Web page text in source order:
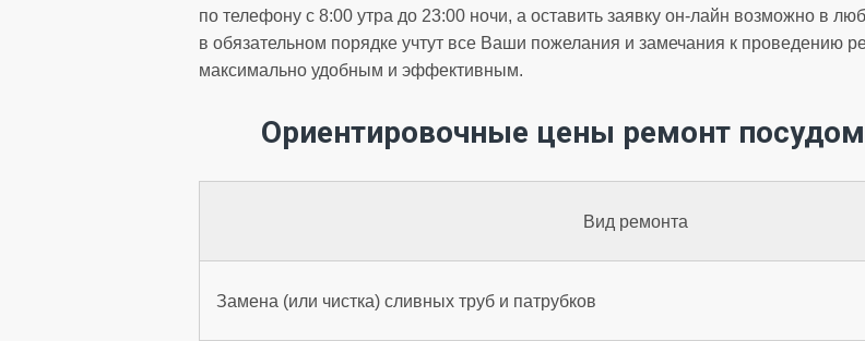
по телефону с 8:00 утра до 23:00 ночи, а оставить заявку он-лайн возможно в
в обязательном порядке учтут все Ваши пожелания и замечания к проведению
максимально удобным и эффективным.
Ориентировочные цены ремонт
Вид ремонта
Замена (или чистка) сливных труб и патрубков